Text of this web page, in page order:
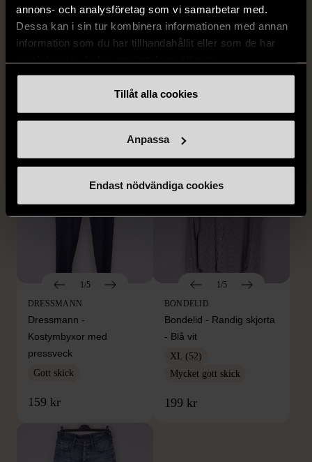
annons- och analysföretag som vi samarbetar med.
Dessa kan i sin tur kombinera informationen med annan
information som du har tillhandahållit eller som de har
Tillåt alla cookies
Anpassa
Endast nödvändiga cookies
1/5
BY TEESHOPPEN
mörkblå kostym
Nytt skick
399 kr
1/5
HILDITCH & KEY
med bröstficka
Mycket gott skick
399 kr
1/5
DRESSMANN
Dressmann -
Kostymbyxor med
pressveck
Gott skick
159 kr
1/5
BONDELID
Bondelid - Randig skjorta
- Blå vit
XL (52)
Mycket gott skick
199 kr